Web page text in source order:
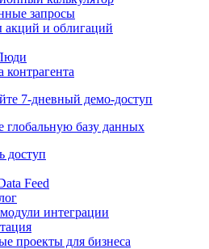
запросы
и облигаций
контрагента
7-дневный демо-доступ
глобальную базу данных
доступ
Feed
интеграции
проекты для бизнеса